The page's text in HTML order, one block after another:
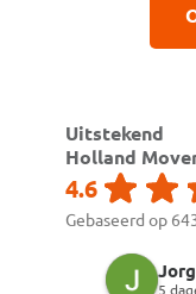
Uitstekend
Holland
4.6
Gebaseerd op
5